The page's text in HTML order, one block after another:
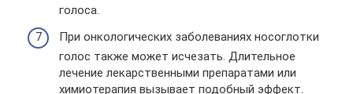
голоса.
При онкологических заболеваниях носоглотки
голос также может исчезать. Длительное
лечение лекарственными препаратами или
химиотерапия вызывает подобный эффект.